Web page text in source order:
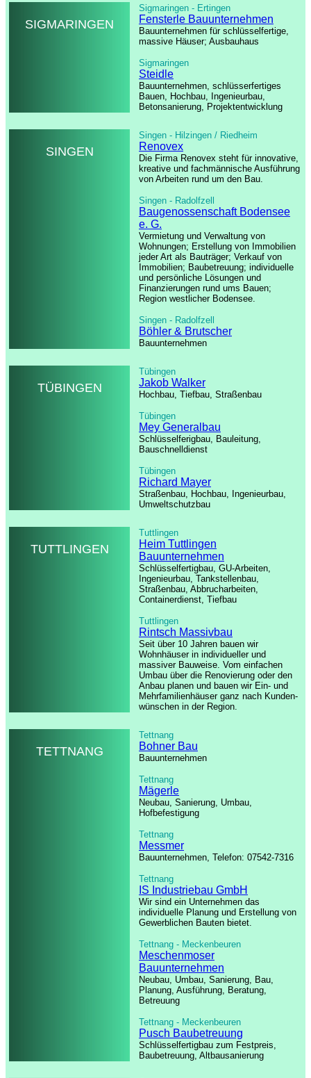
SIGMARINGEN
Sigmaringen - Ertingen
Fensterle Bauunternehmen
Bauunternehmen für schlüsselfertige,
massive Häuser; Ausbauhaus
Sigmaringen
Steidle
Bauunternehmen, schlüsserfertiges
Bauen, Hochbau, Ingenieurbau,
Betonsanierung, Projektentwicklung
SINGEN
Singen - Hilzingen / Riedheim
Renovex
Die Firma Renovex steht für innovative,
kreative und fachmännische Ausführung
von Arbeiten rund um den Bau.
Singen - Radolfzell
Baugenossenschaft Bodensee
e. G.
Vermietung und Verwaltung von
Wohnungen; Erstellung von Immobilien
jeder Art als Bauträger; Verkauf von
Immobilien; Baubetreuung; individuelle
und persönliche Lösungen und
Finanzierungen rund ums Bauen;
Region westlicher Bodensee.
Singen - Radolfzell
Böhler & Brutscher
Bauunternehmen
TÜBINGEN
Tübingen
Jakob Walker
Hochbau, Tiefbau, Straßenbau
Tübingen
Mey Generalbau
Schlüsselferigbau, Bauleitung,
Bauschnelldienst
Tübingen
Richard Mayer
Straßenbau, Hochbau, Ingenieurbau,
Umweltschutzbau
TUTTLINGEN
Tuttlingen
Heim Tuttlingen
Bauunternehmen
Schlüsselfertigbau, GU-Arbeiten,
Ingenieurbau, Tankstellenbau,
Straßenbau, Abbrucharbeiten,
Containerdienst, Tiefbau
Tuttlingen
Rintsch Massivbau
Seit über 10 Jahren bauen wir
Wohnhäuser in individueller und
massiver Bauweise. Vom einfachen
Umbau über die Renovierung oder den
Anbau planen und bauen wir Ein- und
Mehrfamilienhäuser ganz nach Kunden-
wünschen in der Region.
TETTNANG
Tettnang
Bohner Bau
Bauunternehmen
Tettnang
Mägerle
Neubau, Sanierung, Umbau,
Hofbefestigung
Tettnang
Messmer
Bauunternehmen, Telefon: 07542-7316
Tettnang
IS Industriebau GmbH
Wir sind ein Unternehmen das
individuelle Planung und Erstellung von
Gewerblichen Bauten bietet.
Tettnang - Meckenbeuren
Meschenmoser
Bauunternehmen
Neubau, Umbau, Sanierung, Bau,
Planung, Ausführung, Beratung,
Betreuung
Tettnang - Meckenbeuren
Pusch Baubetreuung
Schlüsselfertigbau zum Festpreis,
Baubetreuung, Altbausanierung